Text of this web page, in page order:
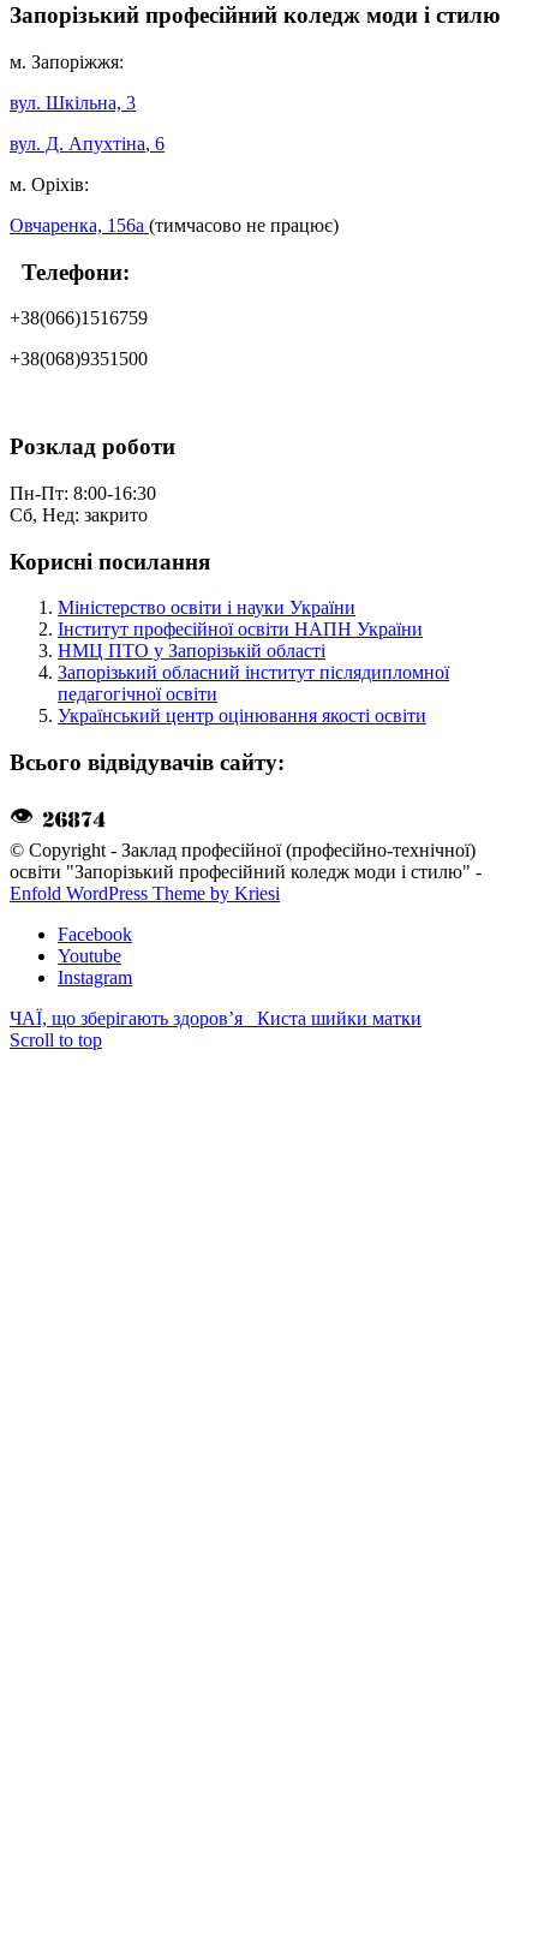
Запорізький професійний коледж моди і стилю
м. Запоріжжя:
вул. Шкільна, 3
вул. Д. Апухтіна, 6
м. Оріхів:
Овчаренка, 156а (тимчасово не працює)
Телефони:
+38(066)1516759
+38(068)9351500
Розклад роботи
Пн-Пт: 8:00-16:30
Сб, Нед: закрито
Корисні посилання
Міністерство освіти і науки України
Інститут професійної освіти НАПН України
НМЦ ПТО у Запорізькій області
Запорізький обласний інститут післядипломної
педагогічної освіти
Український центр оцінювання якості освіти
Всього відвідувачів сайту:
👁
© Copyright - Заклад професійної (професійно-технічної)
освіти "Запорізький професійний коледж моди і стилю" -
Enfold WordPress Theme by Kriesi
Facebook
Youtube
Instagram
ЧАЇ, що зберігають здоров’я
Киста шийки матки
Scroll to top